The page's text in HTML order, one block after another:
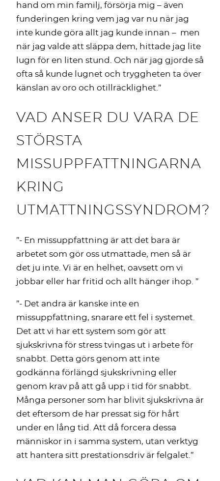
hand om min familj, försörja mig – även
funderingen kring vem jag var nu när jag
inte kunde göra allt jag kunde innan – men
när jag valde att släppa dem, hittade jag lite
lugn för en liten stund. Och när jag gjorde så
ofta så kunde lugnet och tryggheten ta över
känslan av oro och otillräcklighet.”
VAD ANSER DU VARA DE
STÖRSTA
MISSUPPFATTNINGARNA
KRING
UTMATTNINGSSYNDROM?
”- En missuppfattning är att det bara är
arbetet som gör oss utmattade, men så är
det ju inte. Vi är en helhet, oavsett om vi
jobbar eller har fritid och allt hänger ihop. ”
”- Det andra är kanske inte en
missuppfattning, snarare ett fel i systemet.
Det att vi har ett system som gör att
sjukskrivna för stress tvingas ut i arbete för
snabbt. Detta görs genom att inte
godkänna förlängd sjukskrivning eller
genom krav på att gå upp i tid för snabbt.
Många personer som har blivit sjukskrivna är
det eftersom de har pressat sig för hårt
under en lång tid. Att då forcera dessa
människor in i samma system, utan verktyg
att hantera sitt prestationsdriv är felgalet.”